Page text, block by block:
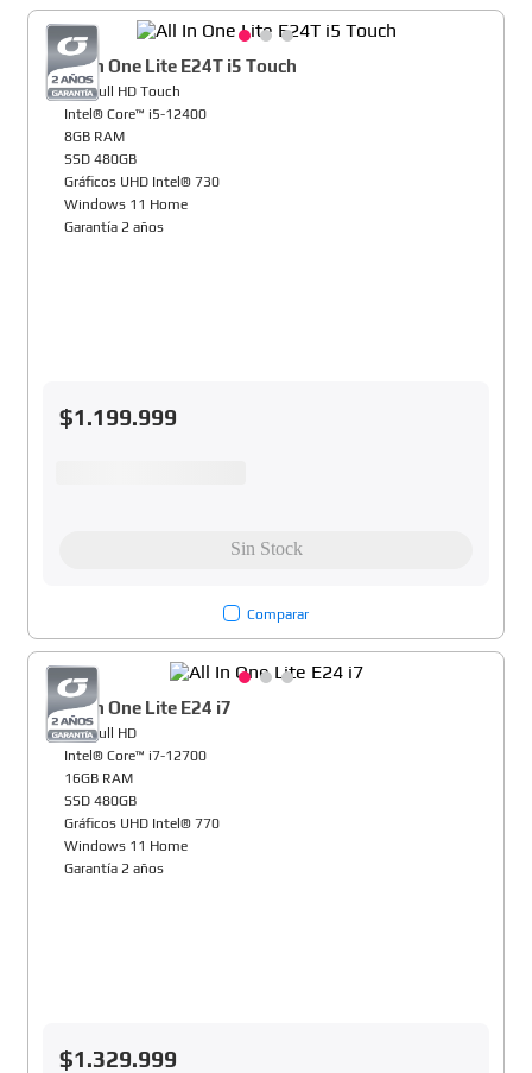
All In One Lite E24T i5 Touch
24" Full HD Touch
Intel® Core™ i5-12400
8GB RAM
SSD 480GB
Gráficos UHD Intel® 730
Windows 11 Home
Garantía 2 años
$1.199.999
Comparar
All In One Lite E24 i7
24" Full HD
Intel® Core™ i7-12700
16GB RAM
SSD 480GB
Gráficos UHD Intel® 770
Windows 11 Home
Garantía 2 años
$1.329.999